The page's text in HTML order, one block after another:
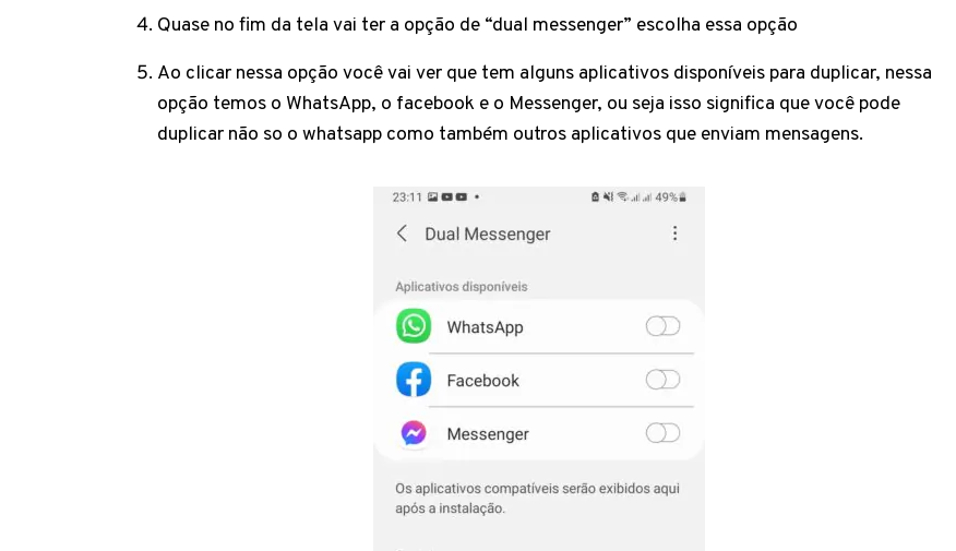
Quase no fim da tela vai ter a opção de “dual messenger” escolha essa opção
Ao clicar nessa opção você vai ver que tem alguns aplicativos disponíveis para duplicar, nessa
opção temos o WhatsApp, o facebook e o Messenger, ou seja isso significa que você pode
duplicar não so o whatsapp como também outros aplicativos que enviam mensagens.